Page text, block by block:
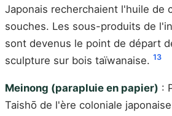
Japonais recherchaient l'huile de
souches. Les sous-produits de
sont devenus le point de départ
sculpture sur bois taïwanaise. 13
Meinong (parapluie en papier) :
Taishō de l'ère coloniale